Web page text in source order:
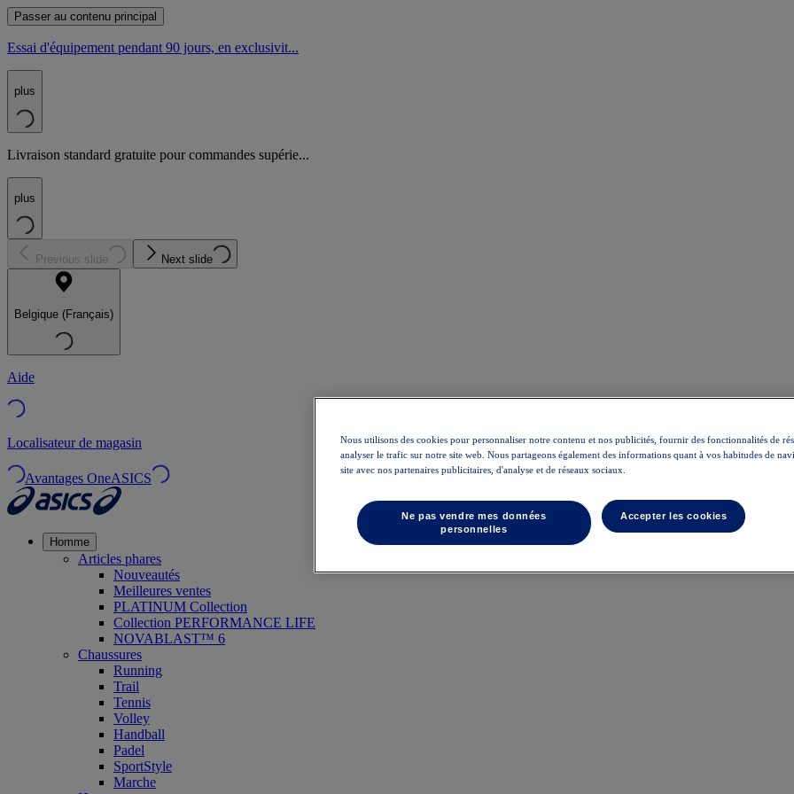
Passer au contenu principal
Essai d'équipement pendant 90 jours, en exclusivit...
plus
Livraison standard gratuite pour commandes supérie...
plus
Previous slide Next slide
Belgique (Français)
Aide
Localisateur de magasin
Avantages OneASICS
Homme
Articles phares
Nouveautés
Meilleures ventes
PLATINUM Collection
Collection PERFORMANCE LIFE
NOVABLAST™ 6
Chaussures
Running
Trail
Tennis
Volley
Handball
Padel
SportStyle
Marche
Nous utilisons des cookies pour personnaliser notre contenu et nos publicités, fournir des fonctionnalités de
analyser le trafic sur notre site web. Nous partageons également des informations quant à vos habitudes de
site avec nos partenaires publicitaires, d'analyse et de réseaux sociaux.
Ne pas vendre mes données
personnelles
Accepter les cookies